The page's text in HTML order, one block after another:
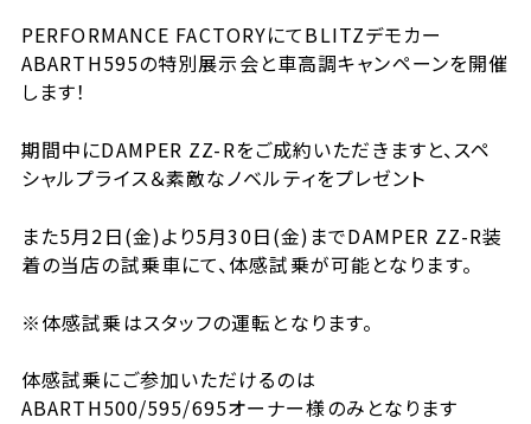
PERFORMANCE FACTORYにてBLITZデモカー
ABARTH595の特別展示会と車高調キャンペーンを開催
します！
期間中にDAMPER ZZ-Rをご成約いただきますと、スペ
シャルプライス＆素敵なノベルティをプレゼント
また5月2日(金)より5月30日(金)までDAMPER ZZ-R装
着の当店の試乗車にて、体感試乗が可能となります。
※体感試乗はスタッフの運転となります。
体感試乗にご参加いただけるのは
ABARTH500/595/695オーナー様のみとなります